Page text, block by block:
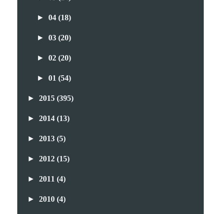
►04(18)
►03(20)
►02(20)
►01(54)
► 2015 (395)
► 2014 (13)
► 2013 (5)
► 2012 (15)
► 2011 (4)
► 2010 (4)